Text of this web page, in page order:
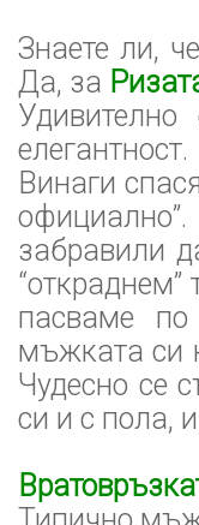
Знаете ли,
Да, за
Винаги
забравили
пасваме
мъжката си
Чудесно се
си и с пола,